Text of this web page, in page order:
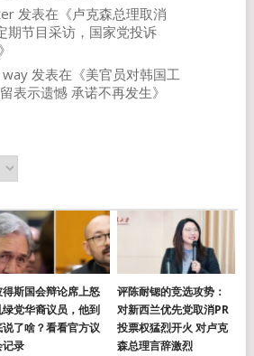
发表在《卢克森总理取消
期节目采访，国家党投诉
》
way发表在《美官员对韩国工
表示遗憾 承诺不再发生》
得斯国会辩论席上怒
绿党华裔议员，他到
说了啥？看看官方议
记录
评陈耐锶的竞选攻势：
对新西兰优先党取消PR
投票权猛烈开火 对卢克
森总理言辞激烈